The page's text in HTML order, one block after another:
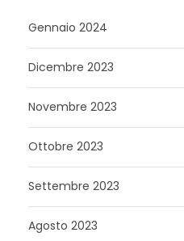
Gennaio 2024
Dicembre 2023
Novembre 2023
Ottobre 2023
Settembre 2023
Agosto 2023